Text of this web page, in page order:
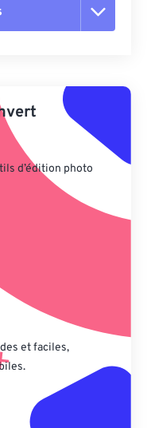
d’édition photo
et faciles,